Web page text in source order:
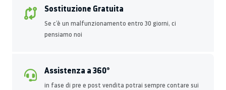
Sostituzione Gratuita
Se c’è un malfunzionamento entro 30 giorni, ci
pensiamo noi
Assistenza a 360°
in fase di pre e post vendita potrai sempre contare sui